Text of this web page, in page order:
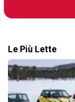
Le Più Lette